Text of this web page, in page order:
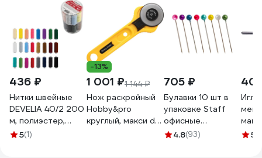
436 ₽
Нитки швейные
DEVELIA 40/2 200
м, полиэстер,
НАБОР 24 цвета, в
5(1)
-13%
1 001 ₽1 144 ₽
Нож раскройный
Hobby&pro
круглый, макси d
705 ₽
Булавки 10 шт в
упаковке Staff
офисные
EVERYDAY 28 мм
4.8(93)
Игла
5